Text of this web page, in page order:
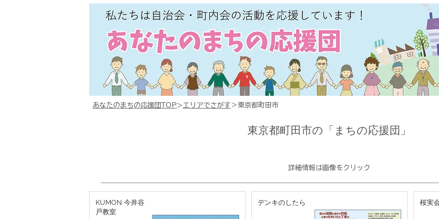
あなたのまちの応援団TOP> エリアでさがす ＞東京都町田市
東京都町田市の「まちの応援団」
​詳細情報は画像をクリック
KUMON 今井谷
戸教室
デンキのしたら 桜実